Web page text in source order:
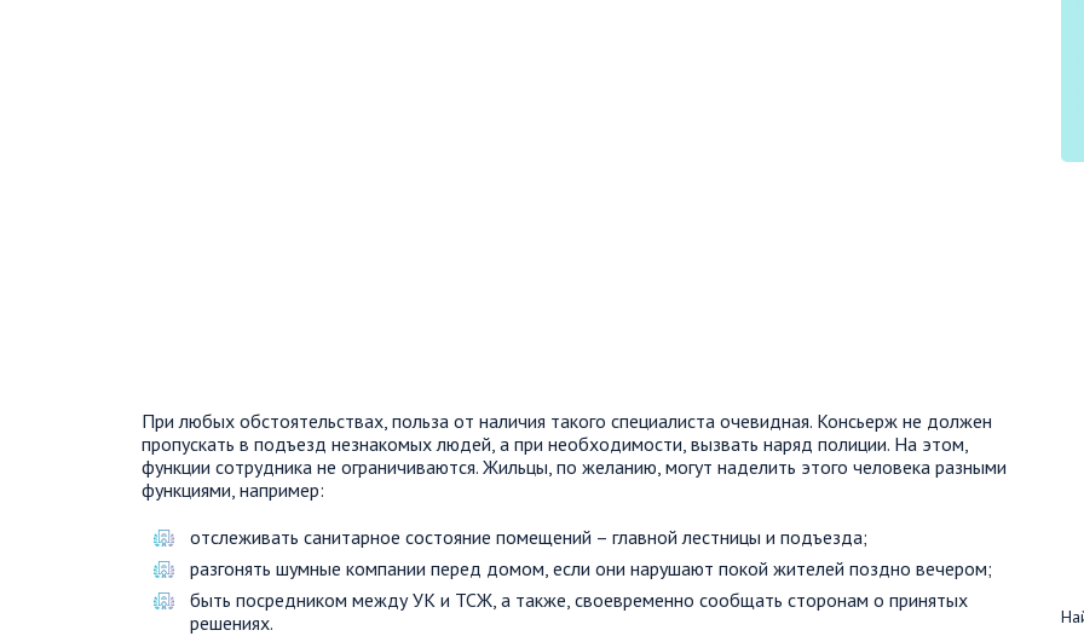
При любых обстоятельствах, польза от наличия такого специалиста очевидная. Консьерж не должен
пропускать в подъезд незнакомых людей, а при необходимости, вызвать наряд полиции. На этом,
функции сотрудника не ограничиваются. Жильцы, по желанию, могут наделить этого человека разными
функциями, например:
отслеживать санитарное состояние помещений – главной лестницы и подъезда;
разгонять шумные компании перед домом, если они нарушают покой жителей поздно вечером;
быть посредником между УК и ТСЖ, а также, своевременно сообщать сторонам о принятых
решениях.